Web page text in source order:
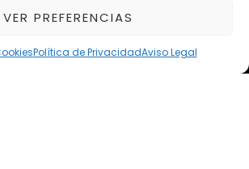
VER PREFERENCIAS
Política de PrivacidadAviso Legal